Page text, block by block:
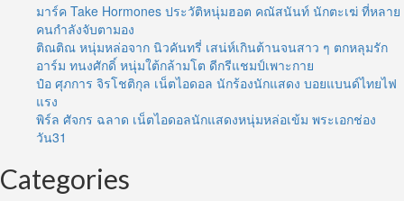
มาร์ค Take Hormones ประวัติหนุ่มฮอต คณัสนันท์ นักตะเฆ่ ที่หลาย
คนกำลังจับตามอง
ติณติณ หนุ่มหล่อจาก นิวคันทรี่ เสน่ห์เกินต้านจนสาว ๆ ตกหลุมรัก
อาร์ม ทนงศักดิ์ หนุ่มใต้กล้ามโต ดีกรีแชมป์เพาะกาย
ป๋อ ศุภการ จิรโชติกุล เน็ตไอดอล นักร้องนักแสดง บอยแบนด์ไทยไฟ
แรง
พิร์ล ศัจกร ฉลาด เน็ตไอดอลนักแสดงหนุ่มหล่อเข้ม พระเอกช่อง
วัน31
Categories